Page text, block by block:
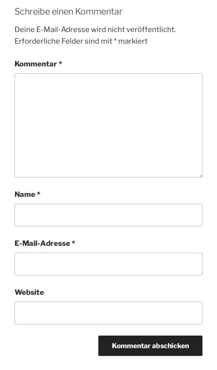
Schreibe einen Kommentar
Deine E-Mail-Adresse wird nicht veröffentlicht.
Erforderliche Felder sind mit* markiert
Kommentar*
Name*
E-Mail-Adresse*
Website